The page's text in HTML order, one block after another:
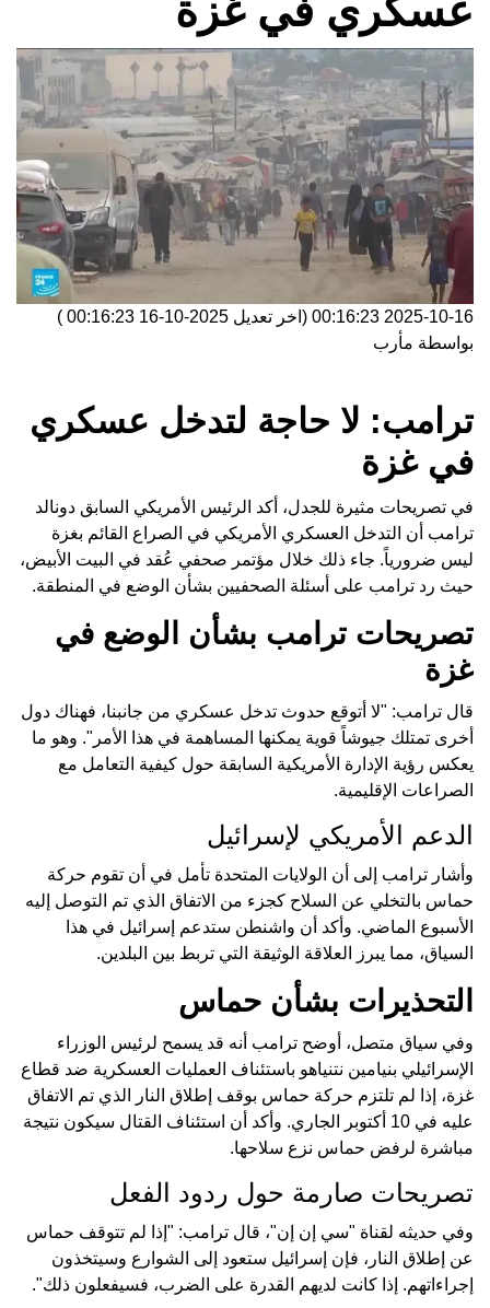
عسكري في غزة
2025-10-16 00:16:23 (اخر تعديل 2025-10-16 00:16:23
)
بواسطة مأرب
ترامب: لا حاجة لتدخل عسكري
في غزة
في تصريحات مثيرة للجدل، أكد الرئيس الأمريكي السابق دونالد
ترامب أن التدخل العسكري الأمريكي في الصراع القائم بغزة
ليس ضرورياً. جاء ذلك خلال مؤتمر صحفي عُقد في البيت الأبيض،
حيث رد ترامب على أسئلة الصحفيين بشأن الوضع في المنطقة.
تصريحات ترامب بشأن الوضع في
غزة
قال ترامب: "لا أتوقع حدوث تدخل عسكري من جانبنا، فهناك دول
أخرى تمتلك جيوشاً قوية يمكنها المساهمة في هذا الأمر". وهو ما
يعكس رؤية الإدارة الأمريكية السابقة حول كيفية التعامل مع
الصراعات الإقليمية.
الدعم الأمريكي لإسرائيل
وأشار ترامب إلى أن الولايات المتحدة تأمل في أن تقوم حركة
حماس بالتخلي عن السلاح كجزء من الاتفاق الذي تم التوصل إليه
الأسبوع الماضي. وأكد أن واشنطن ستدعم إسرائيل في هذا
السياق، مما يبرز العلاقة الوثيقة التي تربط بين البلدين.
التحذيرات بشأن حماس
وفي سياق متصل، أوضح ترامب أنه قد يسمح لرئيس الوزراء
الإسرائيلي بنيامين نتنياهو باستئناف العمليات العسكرية ضد قطاع
غزة، إذا لم تلتزم حركة حماس بوقف إطلاق النار الذي تم الاتفاق
عليه في 10 أكتوبر الجاري. وأكد أن استئناف القتال سيكون نتيجة
مباشرة لرفض حماس نزع سلاحها.
تصريحات صارمة حول ردود الفعل
وفي حديثه لقناة "سي إن إن"، قال ترامب: "إذا لم تتوقف حماس
عن إطلاق النار، فإن إسرائيل ستعود إلى الشوارع وسيتخذون
إجراءاتهم. إذا كانت لديهم القدرة على الضرب، فسيفعلون ذلك".